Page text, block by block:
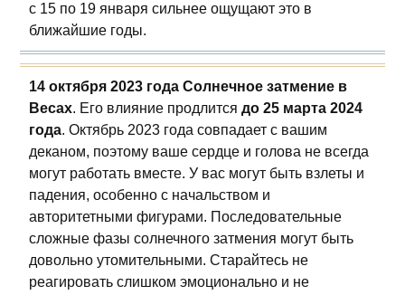
с 15 по 19 января сильнее ощущают это в
ближайшие годы.
14 октября 2023 года Солнечное затмение в
Весах. Его влияние продлится до 25 марта 2024
года. Октябрь 2023 года совпадает с вашим
деканом, поэтому ваше сердце и голова не всегда
могут работать вместе. У вас могут быть взлеты и
падения, особенно с начальством и
авторитетными фигурами. Последовательные
сложные фазы солнечного затмения могут быть
довольно утомительными. Старайтесь не
реагировать слишком эмоционально и не